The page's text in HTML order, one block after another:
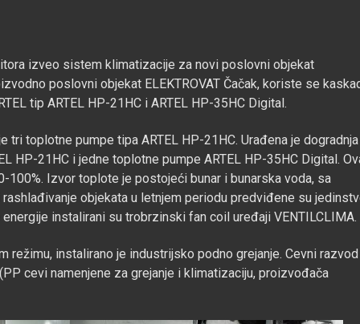
izveo sistem klimatizacije za novi poslovni objekat
poslovni objekat ELEKTROVAT Čačak, koriste se
tip ARTEL HP-21HC i ARTEL HP-35HC Digital.
toplotne pumpe tipa ARTEL HP-21HC. Urađena je dogradnja
HP-21HC i jedne toplotne pumpe ARTEL HP-35HC Digital.
Izvor toplote je postojeći bunar i bunarska voda, sa
objekata u letnjem periodu predviđene su
instalirani su trobrzinski fan coil uređaji VENTILCLIMA.
režimu, instalirano je industrijsko podno grejanje. Cevni
cevi namenjene za grejanje i klimatizaciju, proizvođača